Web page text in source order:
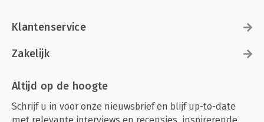
Klantenservice
Zakelijk
Altijd op de hoogte
Schrijf u in voor onze nieuwsbrief en blijf up-to-date